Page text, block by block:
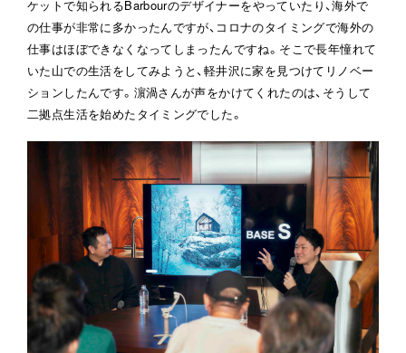
ケットで知られるBarbourのデザイナーをやっていたり、海外で
の仕事が非常に多かったんですが、コロナのタイミングで海外の
仕事はほぼできなくなってしまったんですね。そこで長年憧れて
いた山での生活をしてみようと、軽井沢に家を見つけてリノベー
ションしたんです。濵渦さんが声をかけてくれたのは、そうして
二拠点生活を始めたタイミングでした。